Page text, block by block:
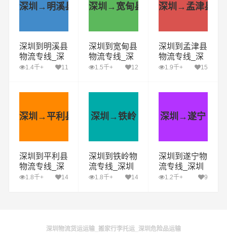
深圳→明溪县
深圳到明溪县
物流专线_深
圳到明溪县货
1.4千+ 11
深圳→宽甸县
深圳到宽甸县
物流专线_深
圳到宽甸县货
1.5千+ 12
深圳→孟津县
深圳到孟津县
物流专线_深
圳到孟津县货
1.9千+ 15
深圳→平利县
深圳到平利县
物流专线_深
圳到平利县货
1.8千+ 14
深圳→铁岭
深圳到铁岭物
流专线_深圳
到铁岭货运公
1.8千+ 14
深圳→遂宁
深圳到遂宁物
流专线_深圳
到遂宁货运公
1.2千+ 9
深圳物流货运运输_搬家行李托运_深圳危险品运输